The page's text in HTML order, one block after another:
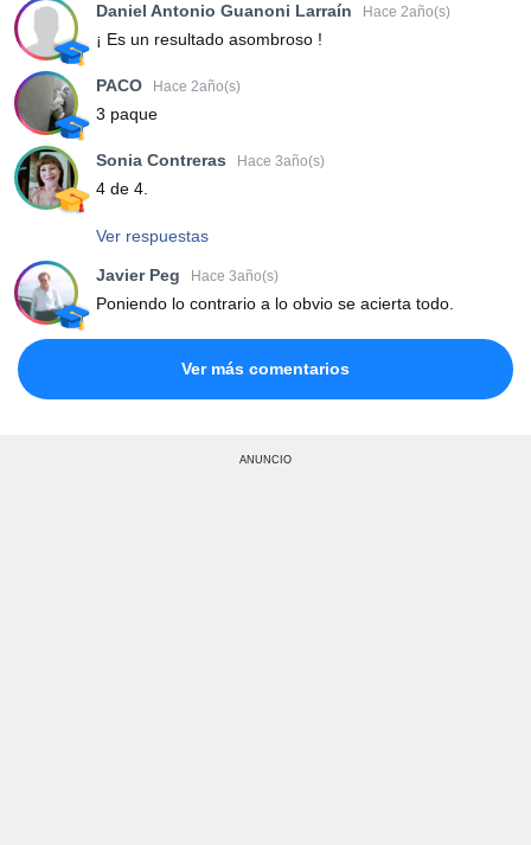
Daniel Antonio Guanoni Larraín Hace 2año(s)
¡ Es un resultado asombroso !
PACO Hace 2año(s)
3 paque
Sonia Contreras Hace 3año(s)
4 de 4.
Ver respuestas
Javier Peg Hace 3año(s)
Poniendo lo contrario a lo obvio se acierta todo.
Ver más comentarios
ANUNCIO